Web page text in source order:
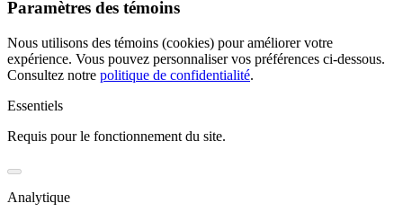
Paramètres des témoins
Nous utilisons des témoins (cookies) pour améliorer votre
expérience. Vous pouvez personnaliser vos préférences ci-dessous.
Consultez notre politique de confidentialité.
Essentiels
Requis pour le fonctionnement du site.
Analytique